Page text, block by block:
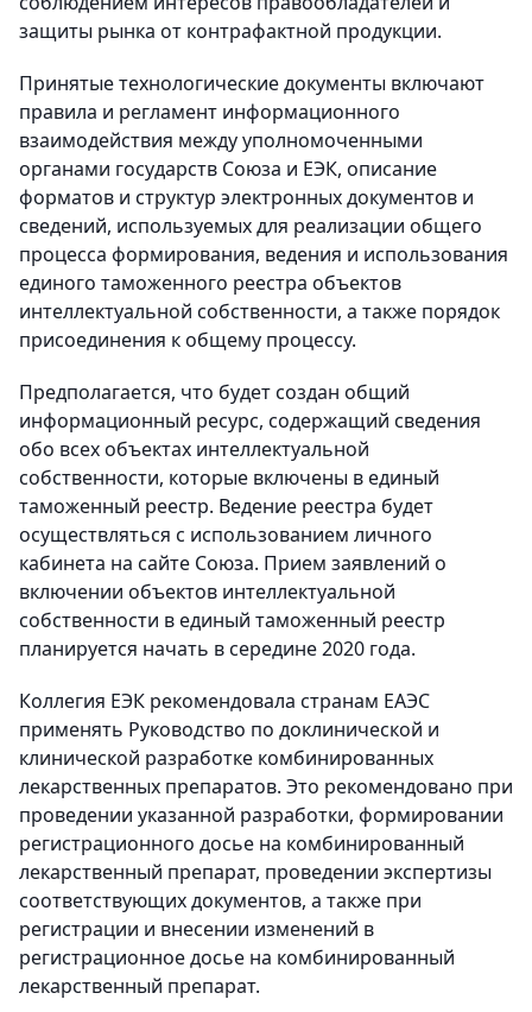
защиты рынка от контрафактной продукции.
Принятые технологические документы включают
правила и регламент информационного
взаимодействия между уполномоченными
органами государств Союза и ЕЭК, описание
форматов и структур электронных документов и
сведений, используемых для реализации общего
процесса формирования, ведения и использования
единого таможенного реестра объектов
интеллектуальной собственности, а также порядок
присоединения к общему процессу.
Предполагается, что будет создан общий
информационный ресурс, содержащий сведения
обо всех объектах интеллектуальной
собственности, которые включены в единый
таможенный реестр. Ведение реестра будет
осуществляться с использованием личного
кабинета на сайте Союза. Прием заявлений о
включении объектов интеллектуальной
собственности в единый таможенный реестр
планируется начать в середине 2020 года.
Коллегия ЕЭК рекомендовала странам ЕАЭС
применять Руководство по доклинической и
клинической разработке комбинированных
лекарственных препаратов. Это рекомендовано при
проведении указанной разработки, формировании
регистрационного досье на комбинированный
лекарственный препарат, проведении экспертизы
соответствующих документов, а также при
регистрации и внесении изменений в
регистрационное досье на комбинированный
лекарственный препарат.